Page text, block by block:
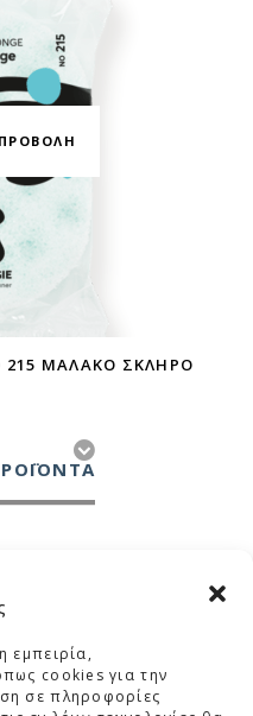
εμπειρία,
cookies για την
σε πληροφορίες
ΜΑΛΑΚΌ ΣΚΛΗΡΌ